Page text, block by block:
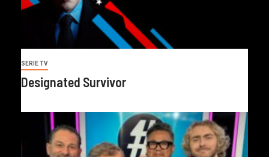
SERIE TV
Designated Survivor